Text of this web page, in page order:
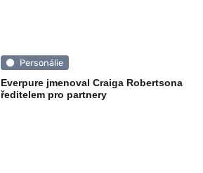
Personálie
Everpure jmenoval Craiga Robertsona
ředitelem pro partnery